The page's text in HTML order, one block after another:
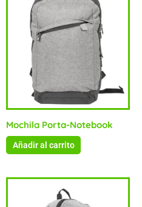
Mochila Porta-Notebook
Añadir al carrito